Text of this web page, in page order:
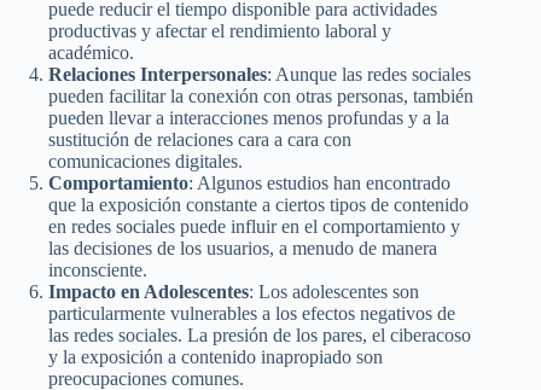
puede reducir el tiempo disponible para actividades
productivas y afectar el rendimiento laboral y
académico.
Relaciones Interpersonales: Aunque las redes sociales
pueden facilitar la conexión con otras personas, también
pueden llevar a interacciones menos profundas y a la
sustitución de relaciones cara a cara con
comunicaciones digitales.
Comportamiento: Algunos estudios han encontrado
que la exposición constante a ciertos tipos de contenido
en redes sociales puede influir en el comportamiento y
las decisiones de los usuarios, a menudo de manera
inconsciente.
Impacto en Adolescentes: Los adolescentes son
particularmente vulnerables a los efectos negativos de
las redes sociales. La presión de los pares, el ciberacoso
y la exposición a contenido inapropiado son
preocupaciones comunes.